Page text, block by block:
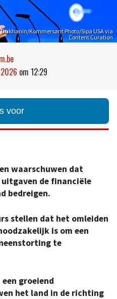
Kommersant Photo/Sipa USA via
Content Curation
om 12:29
voor
waarschuwen dat
de financiële
bedreigen.
stellen dat het omleiden
is om een
te
groeiend
het land in de richting